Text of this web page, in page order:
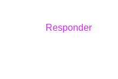
Responder